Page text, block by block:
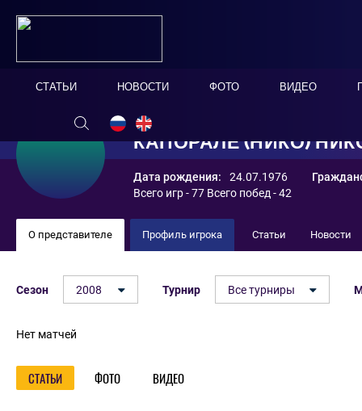
СТАТЬИ НОВОСТИ ФОТО ВИДЕО
КАПОРАЛЕ (НИКО)
Дата рождения: 24.07.1976
Всего игр - 77 Всего побед - 42
О представителе Профиль игрока Статьи Новости
Сезон 2008 Турнир Все турниры
Нет матчей
СТАТЬИ ФОТО ВИДЕО